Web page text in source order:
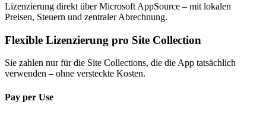
Lizenzierung direkt über Microsoft AppSource – mit lokalen
Preisen, Steuern und zentraler Abrechnung.
Flexible Lizenzierung pro Site Collection
Sie zahlen nur für die Site Collections, die die App tatsächlich
verwenden – ohne versteckte Kosten.
Pay per Use